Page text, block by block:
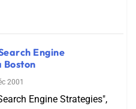
Engine
Boston
2001
Engine Strategies",